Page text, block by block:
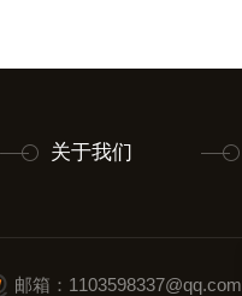
关于我们
邮箱：1103598337@qq.com